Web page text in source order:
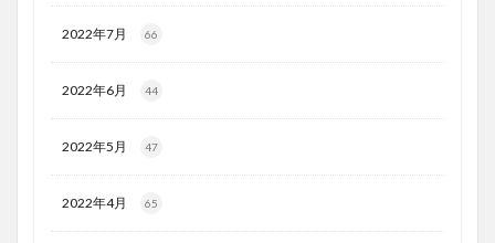
2022年7月 66
2022年6月 44
2022年5月 47
2022年4月 65